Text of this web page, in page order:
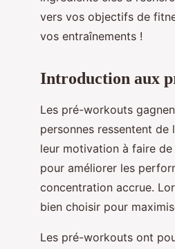
vers vos objectifs de
vos entraînements !
Introduction aux
Les pré-workouts
personnes ressentent
leur motivation à faire
pour améliorer les
concentration accrue.
bien choisir pour
Les pré-workouts ont